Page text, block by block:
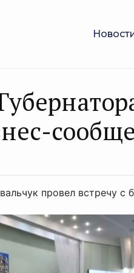
провел встречу с